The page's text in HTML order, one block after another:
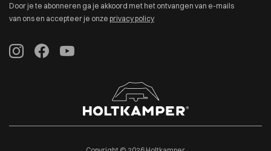
Door je te abonneren ga je akkoord met het ontvangen van e-mails
van ons en accepteer je onze privacy policy